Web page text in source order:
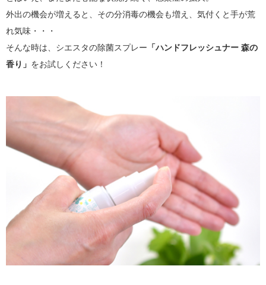
外出の機会が増えると、その分消毒の機会も増え、気付くと手が荒
れ気味・・・
そんな時は、シエスタの除菌スプレー 「ハンドフレッシュナー 森の
香り」 をお試しください！